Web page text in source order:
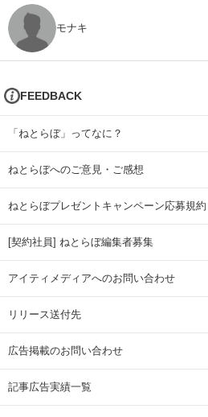
モナキ
FEEDBACK
「ねとらぼ」ってなに？
ねとらぼへのご意見・ご感想
ねとらぼプレゼントキャンペーン応募規約
[契約社員] ねとらぼ編集者募集
アイティメディアへのお問い合わせ
リリース送付先
広告掲載のお問い合わせ
記事広告実績一覧